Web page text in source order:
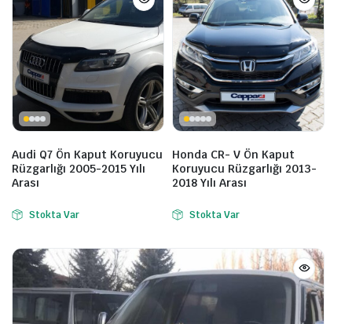
Audi Q7 Ön Kaput Koruyucu
Rüzgarlığı 2005-2015 Yılı
Arası
Stokta Var
Honda CR- V Ön Kaput
Koruyucu Rüzgarlığı 2013-
2018 Yılı Arası
Stokta Var